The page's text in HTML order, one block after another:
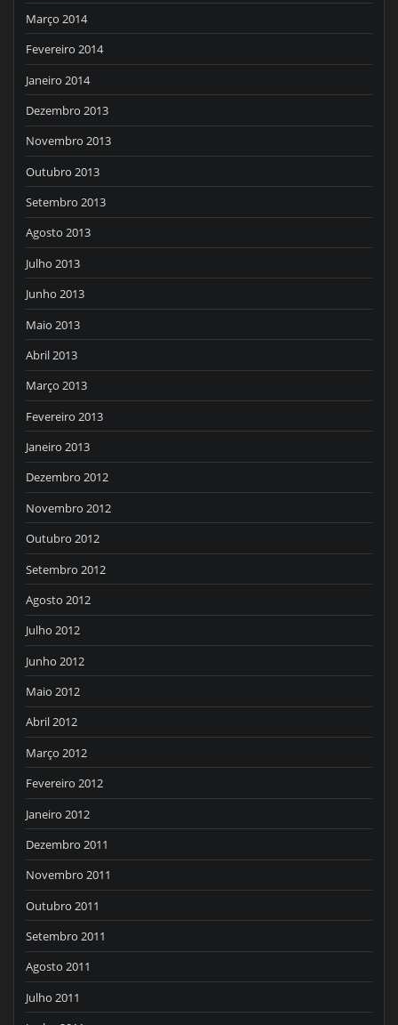
Março 2014
Fevereiro 2014
Janeiro 2014
Dezembro 2013
Novembro 2013
Outubro 2013
Setembro 2013
Agosto 2013
Julho 2013
Junho 2013
Maio 2013
Abril 2013
Março 2013
Fevereiro 2013
Janeiro 2013
Dezembro 2012
Novembro 2012
Outubro 2012
Setembro 2012
Agosto 2012
Julho 2012
Junho 2012
Maio 2012
Abril 2012
Março 2012
Fevereiro 2012
Janeiro 2012
Dezembro 2011
Novembro 2011
Outubro 2011
Setembro 2011
Agosto 2011
Julho 2011